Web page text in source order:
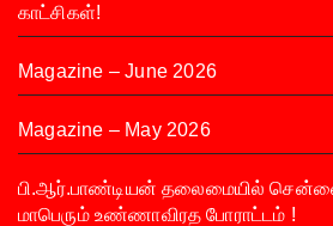
காட்சிகள்!
Magazine – June 2026
Magazine – May 2026
பி.ஆர்.பாண்டியன் தலைமையில்
மாபெரும் உண்ணாவிரத போராட்டம் !